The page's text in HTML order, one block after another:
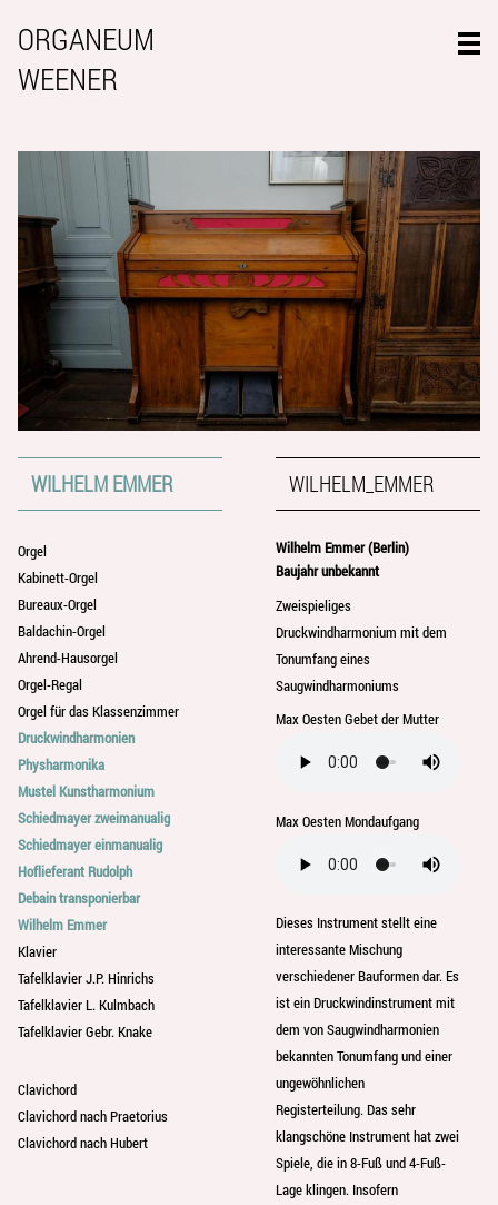
ORGANEUM
WEENER
WILHELM EMMER
Orgel
Kabinett-Orgel
Bureaux-Orgel
Baldachin-Orgel
Ahrend-Hausorgel
Orgel-Regal
Orgel für das Klassenzimmer
Druckwindharmonien
Physharmonika
Mustel Kunstharmonium
Schiedmayer zweimanualig
Schiedmayer einmanualig
Hoflieferant Rudolph
Debain transponierbar
Wilhelm Emmer
Klavier
Tafelklavier J.P. Hinrichs
Tafelklavier L. Kulmbach
Tafelklavier Gebr. Knake
Clavichord
Clavichord nach Praetorius
Clavichord nach Hubert
WILHELM_EMMER
Wilhelm Emmer (Berlin)
Baujahr unbekannt
Zweispieliges
Druckwindharmonium mit dem
Tonumfang eines
Saugwindharmoniums
Max Oesten Gebet der Mutter
Max Oesten Mondaufgang
Dieses Instrument stellt eine
interessante Mischung
verschiedener Bauformen dar. Es
ist ein Druckwindinstrument mit
dem von Saugwindharmonien
bekannten Tonumfang und einer
ungewöhnlichen
Registerteilung. Das sehr
klangschöne Instrument hat zwei
Spiele, die in 8-Fuß und 4-Fuß-
Lage klingen. Insofern